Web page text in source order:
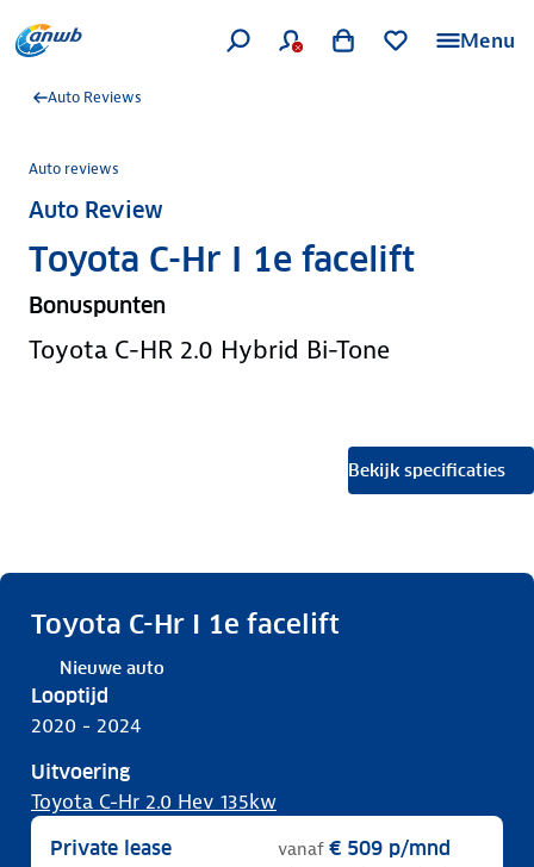
Menu
Auto Reviews
Auto reviews
Auto Review
Toyota C-Hr I 1e facelift
Bonuspunten
Toyota C-HR 2.0 Hybrid Bi-Tone
Bekijk specificaties
Toyota C-Hr I 1e facelift
Nieuwe auto
Looptijd
2020 - 2024
Uitvoering
Toyota C-Hr 2.0 Hev 135kw
Private lease vanaf € 509 p/mnd